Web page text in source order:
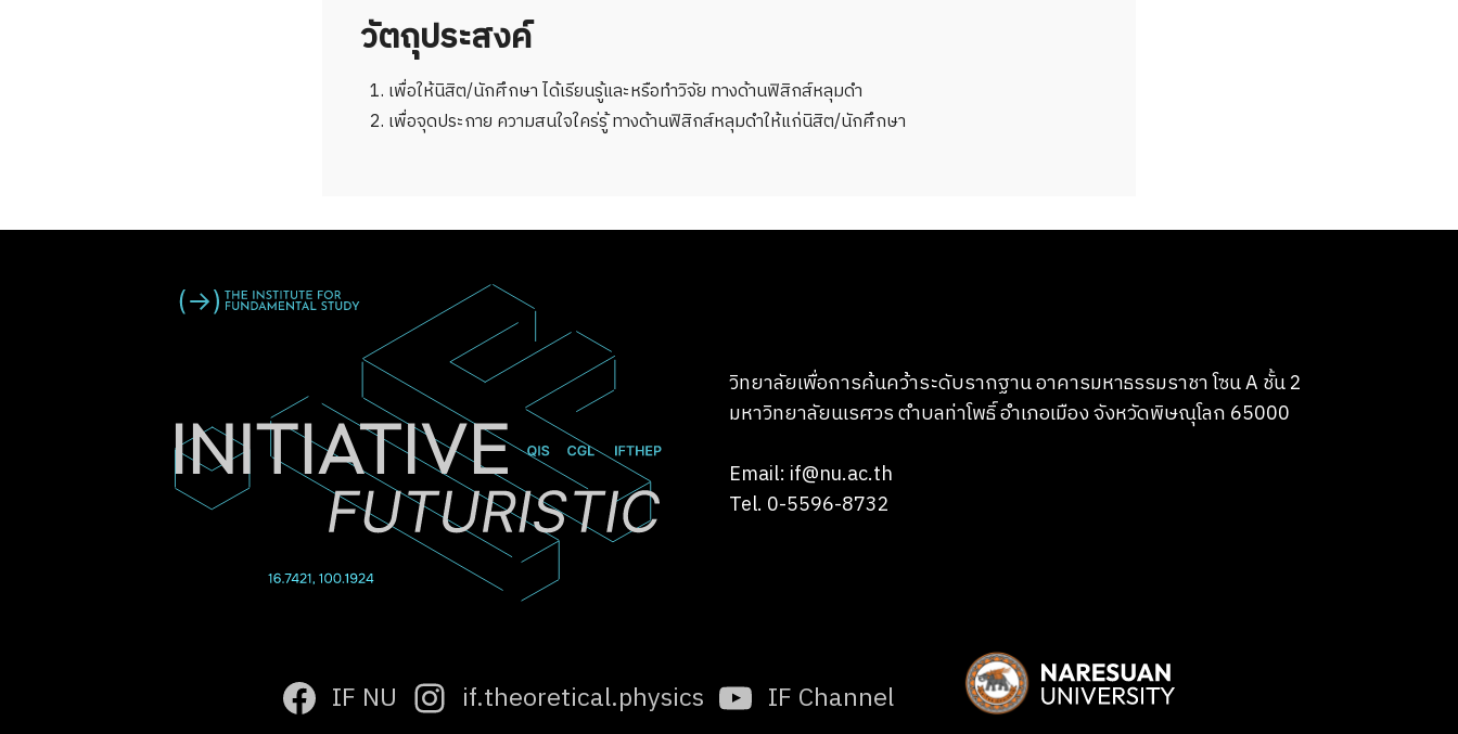
Search
วัตถุประสงค์
เพื่อให้นิสิต/นักศึกษา ได้เรียนรู้และหรือทำวิจัย ทางด้านฟิสิกส์หลุมดำ
เพื่อจุดประกาย ความสนใจใคร่รู้ ทางด้านฟิสิกส์หลุมดำให้แก่นิสิต/นักศึกษา
วิทยาลัยเพื่อการค้นคว้าระดับรากฐาน อาคารมหาธรรมราชา โซน A ชั้น 2
มหาวิทยาลัยนเรศวร ตำบลท่าโพธิ์ อำเภอเมือง จังหวัดพิษณุโลก 65000
Email: if@nu.ac.th
Tel. 0-5596-8732
IF NU if.theoretical.physics IF Channel